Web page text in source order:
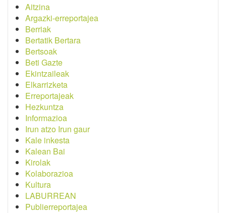
Aitzina
Argazki-erreportajea
Berriak
Bertatik Bertara
Bertsoak
Beti Gazte
Ekintzaileak
Elkarrizketa
Erreportajeak
Hezkuntza
Informazioa
Irun atzo Irun gaur
Kale inkesta
Kalean Bai
Kirolak
Kolaborazioa
Kultura
LABURREAN
Publierreportajea